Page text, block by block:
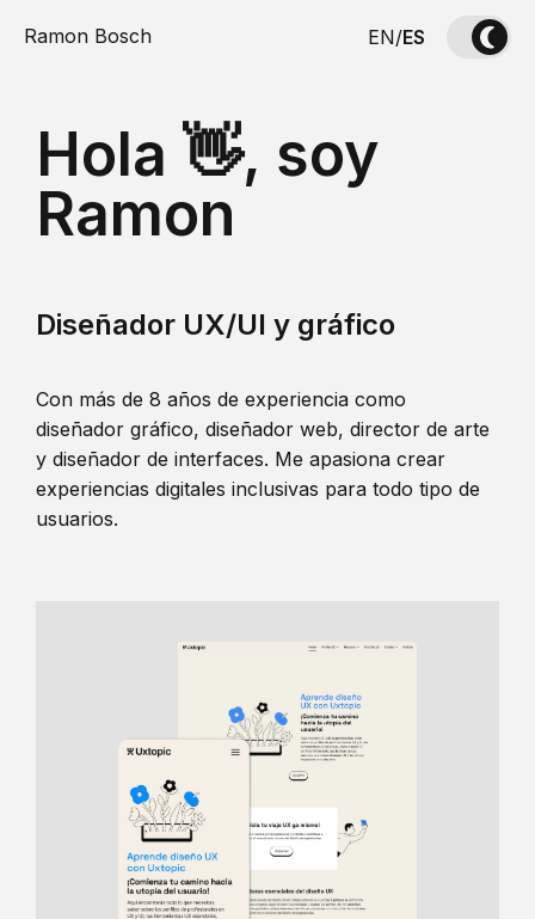
Ramon Bosch EN/ES
Hola 👋, soy
Ramon
Diseñador UX/UI y gráfico
Con más de 8 años de experiencia como
diseñador gráfico, diseñador web, director de arte
y diseñador de interfaces. Me apasiona crear
experiencias digitales inclusivas para todo tipo de
usuarios.